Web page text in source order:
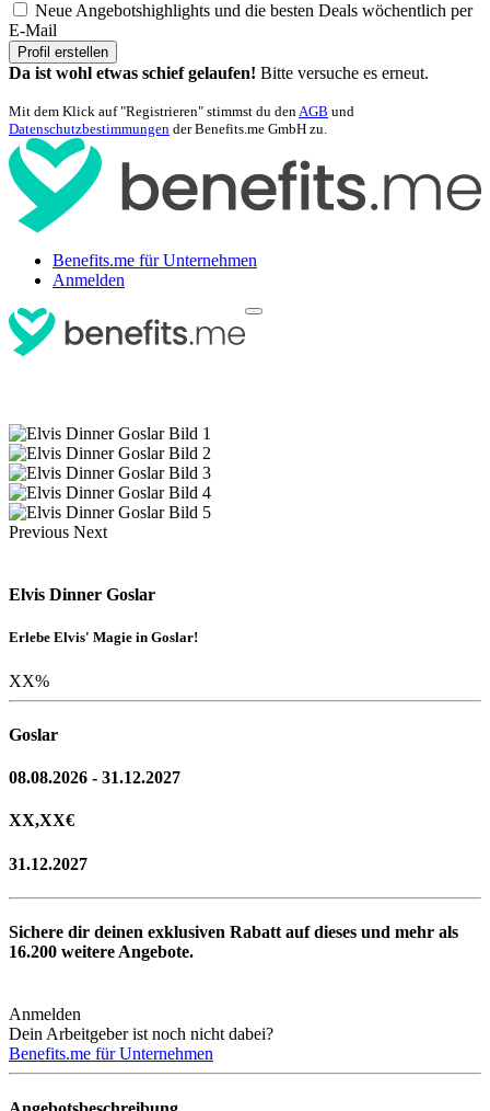
Neue Angebotshighlights und die besten Deals wöchentlich per
E-Mail
Profil erstellen
Da ist wohl etwas schief gelaufen! Bitte versuche es erneut.
Mit dem Klick auf "Registrieren" stimmst du denAGB und
Datenschutzbestimmungen der Benefits.me GmbH zu.
Benefits.me für Unternehmen
Anmelden
Previous Next
Elvis Dinner Goslar
Erlebe Elvis' Magie in Goslar!
XX%
Goslar
08.08.2026 - 31.12.2027
XX,XX€
31.12.2027
Sichere dir deinen exklusiven Rabatt auf dieses und mehr als
16.200 weitere Angebote.
Anmelden
Dein Arbeitgeber ist noch nicht dabei?
Benefits.me für Unternehmen